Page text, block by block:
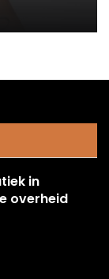
in
overheid